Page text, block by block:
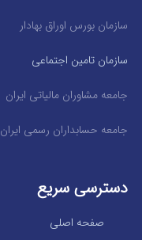
سازمان بورس اوراق بهادار
سازمان تامین اجتماعی
جامعه مشاوران مالیاتی ایران
جامعه حسابداران رسمی ایران
دسترسی سریع
صفحه اصلی